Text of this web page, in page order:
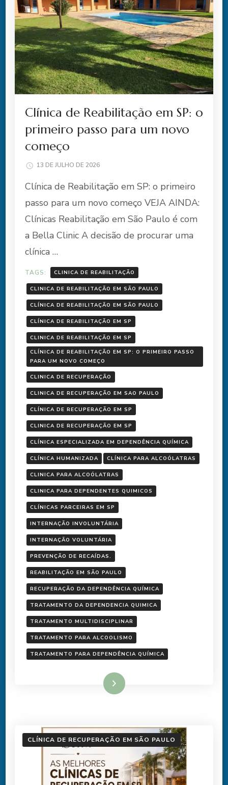
Clínica de Reabilitação em SP: o
primeiro passo para um novo
começo
13 DE JULHO DE 2026
Clínica de Reabilitação em SP: o primeiro
passo para um novo começo VEJA AINDA:
Clínicas Reabilitação em São Paulo é com
a Bella Clinic A decisão de procurar uma
clínica …
TAGS: CLINICA DE REABILITAÇÃO
CLINICA DE REABILITAÇÃO EM SÃO PAULO
CLÍNICA DE REABILITAÇÃO EM SÃO PAULO
CLÍNICA DE REABILITAÇÃO EM SP
CLINICA DE REABILITAÇÃO EM SP
CLÍNICA DE REABILITAÇÃO EM SP: O PRIMEIRO PASSO
PARA UM NOVO COMEÇO
CLINICA DE RECUPERAÇÃO
CLINICA DE RECUPERAÇÃO EM SAO PAULO
CLÍNICA DE RECUPERAÇÃO EM SP
CLINICA DE RECUPERAÇÃO EM SP
CLÍNICA ESPECIALIZADA EM DEPENDÊNCIA QUÍMICA
CLÍNICA HUMANIZADA CLÍNICA PARA ALCOÓLATRAS
CLINICA PARA ALCOÓLATRAS
CLINICA PARA DEPENDENTES QUIMICOS
CLÍNICAS PARCEIRAS EM SP
INTERNAÇÃO INVOLUNTÁRIA
INTERNAÇÃO VOLUNTÁRIA
PREVENÇÃO DE RECAÍDAS.
REABILITAÇÃO EM SÃO PAULO
RECUPERAÇÃO DA DEPENDÊNCIA QUÍMICA
TRATAMENTO DA DEPENDENCIA QUIMICA
TRATAMENTO MULTIDISCIPLINAR
TRATAMENTO PARA ALCOOLISMO
TRATAMENTO PARA DEPENDÊNCIA QUÍMICA
Ler mais
CLÍNICA DE RECUPERAÇÃO EM SÃO PAULO